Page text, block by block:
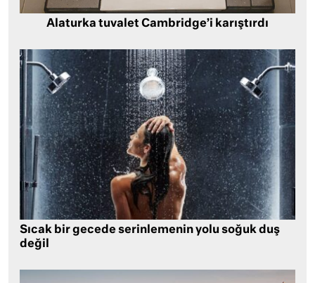
Alaturka tuvalet Cambridge’i karıştırdı
Sıcak bir gecede serinlemenin yolu soğuk duş
değil